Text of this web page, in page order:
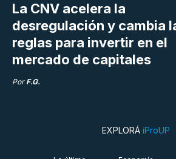
La CNV acelera la
desregulación y cambia
reglas para invertir en el
mercado de capitales
Por F.G.
EXPLORÁ iProUP